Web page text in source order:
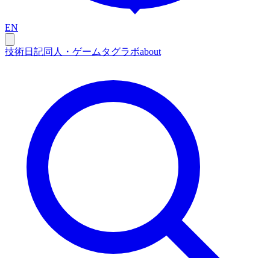
EN
技術日記同人・ゲーム タグラボabout